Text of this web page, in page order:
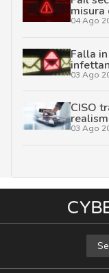
misura
04 Ago
Falla
03 Ago
CISO
03 Ago